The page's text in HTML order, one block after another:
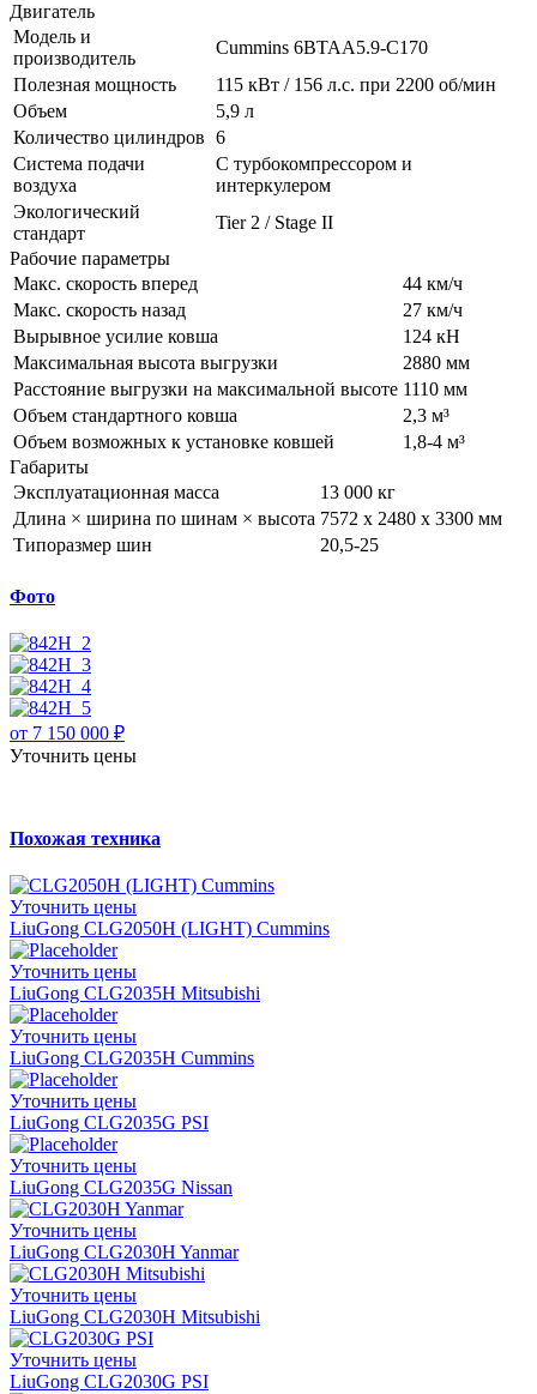
Двигатель
Модель и
производитель
Cummins 6BTAA5.9-C170
Полезная мощность
115 кВт / 156 л.с. при 2200 об/мин
Объем
5,9 л
Количество цилиндров 6
Система подачи
воздуха
С турбокомпрессором и
интеркулером
Экологический
стандарт
Tier 2 / Stage II
Рабочие параметры
Макс. скорость вперед
44 км/ч
Макс. скорость назад
27 км/ч
Вырывное усилие ковша
124 кН
Максимальная высота выгрузки
2880 мм
Расстояние выгрузки на максимальной высоте 1110 мм
Объем стандартного ковша
2,3 м³
Объем возможных к установке ковшей
1,8-4 м³
Габариты
Эксплуатационная масса
13 000 кг
Длина × ширина по шинам × высота 7572 x 2480 x 3300 мм
Типоразмер шин
20,5-25
Фото
от 7 150 000 ₽
Уточнить цены
Похожая техника
Уточнить цены
LiuGong CLG2050H (LIGHT) Cummins
Уточнить цены
LiuGong CLG2035H Mitsubishi
Уточнить цены
LiuGong CLG2035H Cummins
Уточнить цены
LiuGong CLG2035G PSI
Уточнить цены
LiuGong CLG2035G Nissan
Уточнить цены
LiuGong CLG2030H Yanmar
Уточнить цены
LiuGong CLG2030H Mitsubishi
Уточнить цены
LiuGong CLG2030G PSI